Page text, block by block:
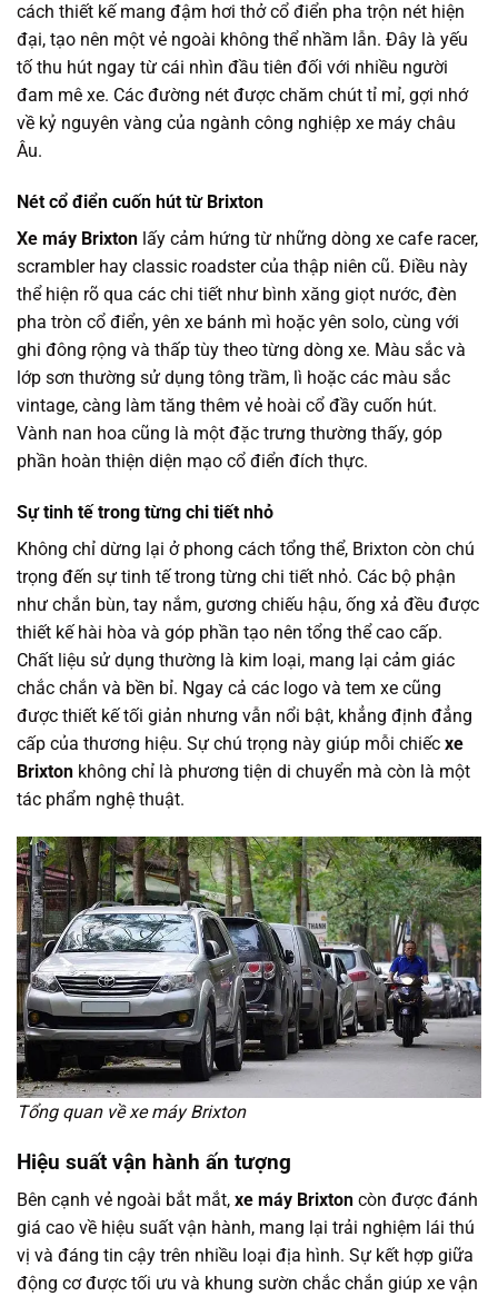
cách thiết kế mang đậm hơi thở cổ điển pha trộn nét hiện
đại, tạo nên một vẻ ngoài không thể nhầm lẫn. Đây là yếu
tố thu hút ngay từ cái nhìn đầu tiên đối với nhiều người
đam mê xe. Các đường nét được chăm chút tỉ mỉ, gợi nhớ
về kỷ nguyên vàng của ngành công nghiệp xe máy châu
Âu.
Nét cổ điển cuốn hút từ Brixton
Xe máy Brixton lấy cảm hứng từ những dòng xe cafe racer,
scrambler hay classic roadster của thập niên cũ. Điều này
thể hiện rõ qua các chi tiết như bình xăng giọt nước, đèn
pha tròn cổ điển, yên xe bánh mì hoặc yên solo, cùng với
ghi đông rộng và thấp tùy theo từng dòng xe. Màu sắc và
lớp sơn thường sử dụng tông trầm, lì hoặc các màu sắc
vintage, càng làm tăng thêm vẻ hoài cổ đầy cuốn hút.
Vành nan hoa cũng là một đặc trưng thường thấy, góp
phần hoàn thiện diện mạo cổ điển đích thực.
Sự tinh tế trong từng chi tiết nhỏ
Không chỉ dừng lại ở phong cách tổng thể, Brixton còn chú
trọng đến sự tinh tế trong từng chi tiết nhỏ. Các bộ phận
như chắn bùn, tay nắm, gương chiếu hậu, ống xả đều được
thiết kế hài hòa và góp phần tạo nên tổng thể cao cấp.
Chất liệu sử dụng thường là kim loại, mang lại cảm giác
chắc chắn và bền bỉ. Ngay cả các logo và tem xe cũng
được thiết kế tối giản nhưng vẫn nổi bật, khẳng định đẳng
cấp của thương hiệu. Sự chú trọng này giúp mỗi chiếc xe
Brixton không chỉ là phương tiện di chuyển mà còn là một
tác phẩm nghệ thuật.
Tổng quan về xe máy Brixton
Hiệu suất vận hành ấn tượng
Bên cạnh vẻ ngoài bắt mắt, xe máy Brixton còn được đánh
giá cao về hiệu suất vận hành, mang lại trải nghiệm lái thú
vị và đáng tin cậy trên nhiều loại địa hình. Sự kết hợp giữa
động cơ được tối ưu và khung sườn chắc chắn giúp xe vận